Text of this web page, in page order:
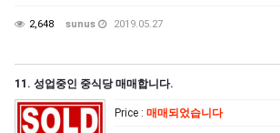
2,648 sunus 2019.05.27
11. 성업중인 중식당 매매합니다.
Price : 매매되었습니다